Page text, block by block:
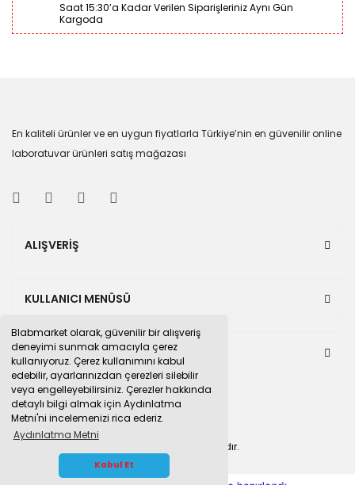
Blabmarket olarak, güvenilir bir alışveriş
deneyimi sunmak amacıyla çerez
kullanıyoruz. Çerez kullanımını kabul
edebilir, ayarlarınızdan çerezleri silebilir
veya engelleyebilirsiniz. Çerezler hakkında
detaylı bilgi almak için Aydınlatma
Metni'ni incelemenizi rica ederiz.
Aydınlatma Metni
Kabul Et
Saat 15:30’a Kadar Verilen Siparişleriniz Aynı Gün
Kargoda
En kaliteli ürünler ve en uygun fiyatlarla Türkiye’nin en güvenilir online
laboratuvar ürünleri satış mağazası
ALIŞVERİŞ
KULLANICI MENÜSÜ
BULUNDUĞUMUZ PAZAR YERLERİ
Tüm hakları saklıdır.
WHATSAPP İLETİŞİM